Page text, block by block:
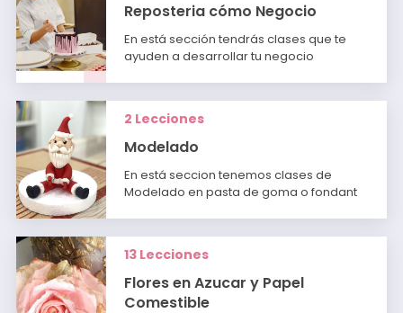
Reposteria cómo Negocio
En está sección tendrás clases que te
ayuden a desarrollar tu negocio
2 Lecciones
Modelado
En está seccion tenemos clases de
Modelado en pasta de goma o fondant
13 Lecciones
Flores en Azucar y Papel
Comestible